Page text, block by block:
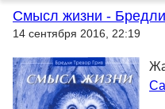
Смысл жизни -
14 сентября 2016, 22:19